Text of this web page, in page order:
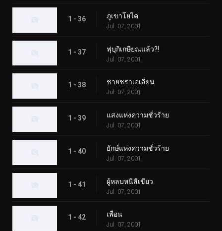
1 - 36 ภูเขาโยไค
Jul. 07, 2001
1 - 37 ฟุบุกิเกษียณแล้ว?!
Jul. 07, 2001
1 - 38 ชายชราเอเลี่ยน
Jul. 07, 2001
1 - 39 แสงแห่งความชั่วร้าย
Jul. 07, 2001
1 - 40 ยักษ์แห่งความชั่วร้าย
Jul. 07, 2001
1 - 41 ผู้หลบหนีสีเขียว
Jul. 07, 2001
1 - 42 เพื่อน
Jul. 07, 2001